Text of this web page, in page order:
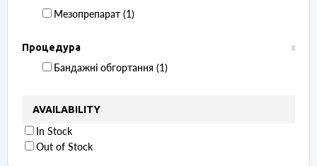
Мезопрепарат ‏ (1)
Процедура
Бандажні обгортання ‏ (1)
AVAILABILITY
In Stock
Out of Stock